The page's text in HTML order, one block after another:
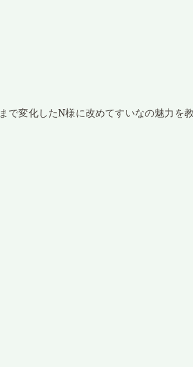
変化したN様に改めてすいなの魅力を